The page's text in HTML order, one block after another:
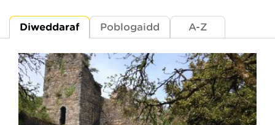
Diweddaraf Poblogaidd A-Z